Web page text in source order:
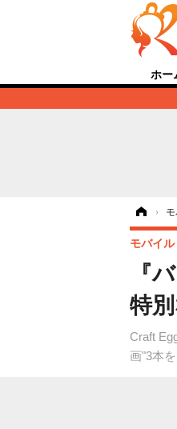
ホー
›
『
特
Craft
画"3本
モバイ